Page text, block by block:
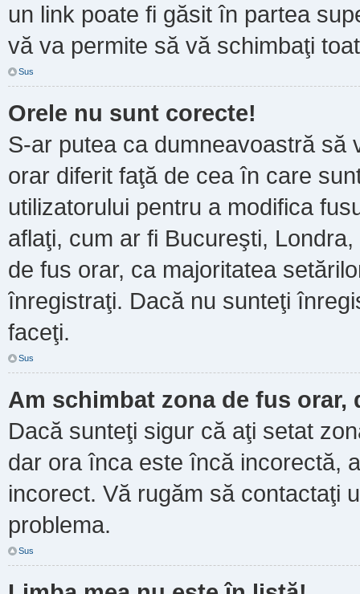
un link poate fi găsit în partea
vă va permite să vă schimbaţi
Sus
Orele nu sunt corecte!
S-ar putea ca dumneavoastră să
orar diferit faţă de cea în care
utilizatorului pentru a modifica
aflaţi, cum ar fi Bucureşti,
de fus orar, ca majoritatea
înregistraţi. Dacă nu sunteţi
faceţi.
Sus
Am schimbat zona de fus orar,
Dacă sunteţi sigur că aţi setat
dar ora înca este încă incorectă,
incorect. Vă rugăm să contactaţi
problema.
Sus